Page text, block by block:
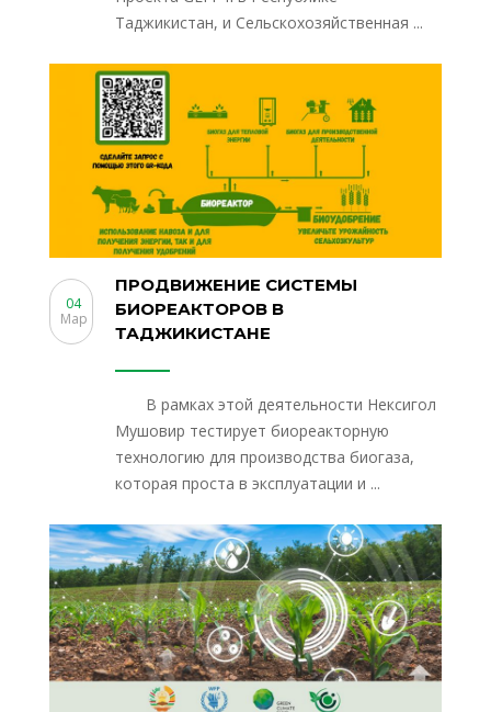
Таджикистан, и Сельскохозяйственная ...
ПРОДВИЖЕНИЕ СИСТЕМЫ
БИОРЕАКТОРОВ В
ТАДЖИКИСТАНЕ
04
Мар
В рамках этой деятельности Нексигол
Мушовир тестирует биореакторную
технологию для производства биогаза,
которая проста в эксплуатации и ...